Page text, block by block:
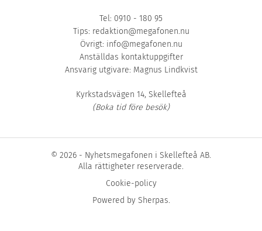
Tel: 0910 - 180 95
Tips: redaktion@megafonen.nu
Övrigt: info@megafonen.nu
Anställdas kontaktuppgifter
Ansvarig utgivare: Magnus Lindkvist
Kyrkstadsvägen 14, Skellefteå
(Boka tid före besök)
© 2026 - Nyhetsmegafonen i Skellefteå AB.
Alla rättigheter reserverade.
Cookie-policy
Powered by Sherpas.